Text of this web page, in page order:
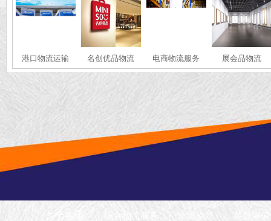
港口物流运输 名创优品物流 电商物流服务 展会品物流
关于英脉 全国物流 英脉增